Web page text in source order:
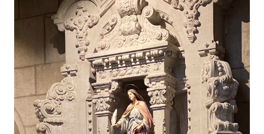
(2019.10.25) Feira Semanal em Viana do Castelo (2019.10.25)
Feira Semanal em Viana do Castelo (2019.10.25) Feira Semanal
em Viana do Castelo (2019.10.25) Feira Semanal em Viana do
Castelo (2019.10.25) Feira Semanal em Viana do Castelo
(2019.10.25)